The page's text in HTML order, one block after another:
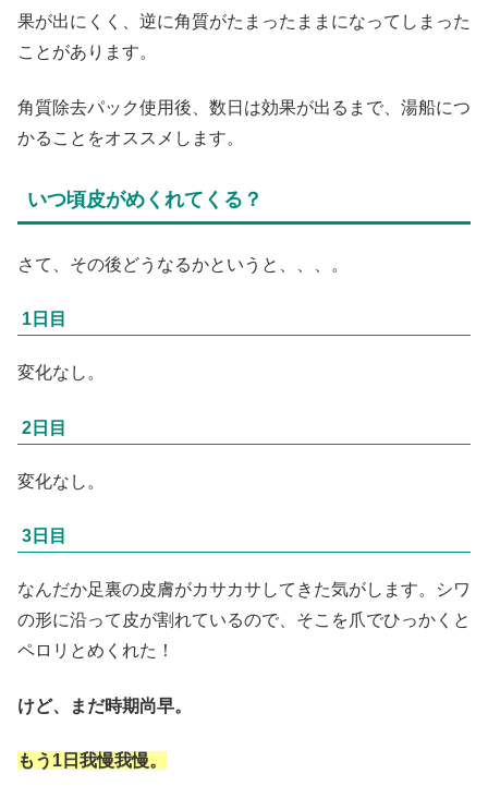
果が出にくく、逆に角質がたまったままになってしまった
ことがあります。
角質除去パック使用後、数日は効果が出るまで、湯船につ
かることをオススメします。
いつ頃皮がめくれてくる？
さて、その後どうなるかというと、、、。
1日目
変化なし。
2日目
変化なし。
3日目
なんだか足裏の皮膚がカサカサしてきた気がします。シワ
の形に沿って皮が割れているので、そこを爪でひっかくと
ペロリとめくれた！
けど、まだ時期尚早。
もう1日我慢我慢。